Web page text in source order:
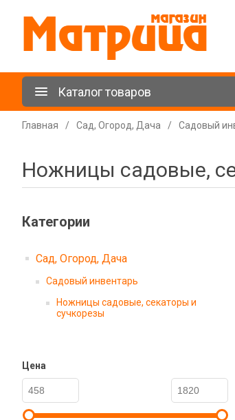
Каталог товаров
Главная / Сад, Огород, Дача / Садовый
Ножницы садовые,
Категории
Сад, Огород, Дача
Садовый инвентарь
Ножницы садовые, секаторы и
сучкорезы
Цена